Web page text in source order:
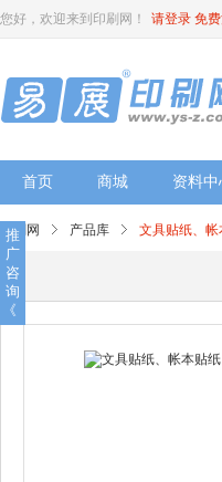
您好，欢迎来到印刷网！ 请登录 免
首页 商城 资料中
印刷网 产品库 文具贴纸、帐
推
广
咨
询
《